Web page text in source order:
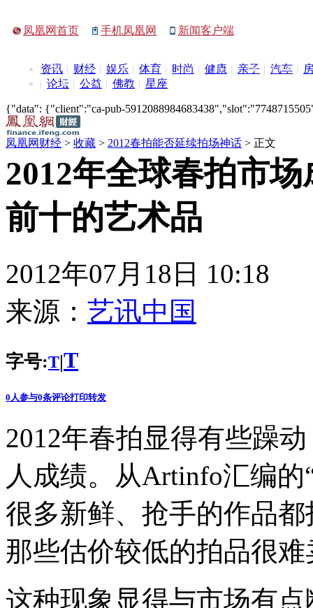
凤凰网首页 手机凤凰网 新闻客户端
资讯 财经 娱乐 体育 时尚 健康 亲子 汽车
论坛
公益 佛教 星座
{"data": {"client":"ca-pub-
凤凰网财经 > 收藏 > 2012春拍能否延续拍场神话 > 正文
2012年全球春拍市
前十的艺术品
2012年07月18日 10:18
来源： 艺讯中国
字号:T|T
0 人参与0条评论打印转发
2012年春拍显得有些躁
人成绩。从Artinfo汇编的
很多新鲜、抢手的作品
那些估价较低的拍品很难
这种现象显得与市场有点